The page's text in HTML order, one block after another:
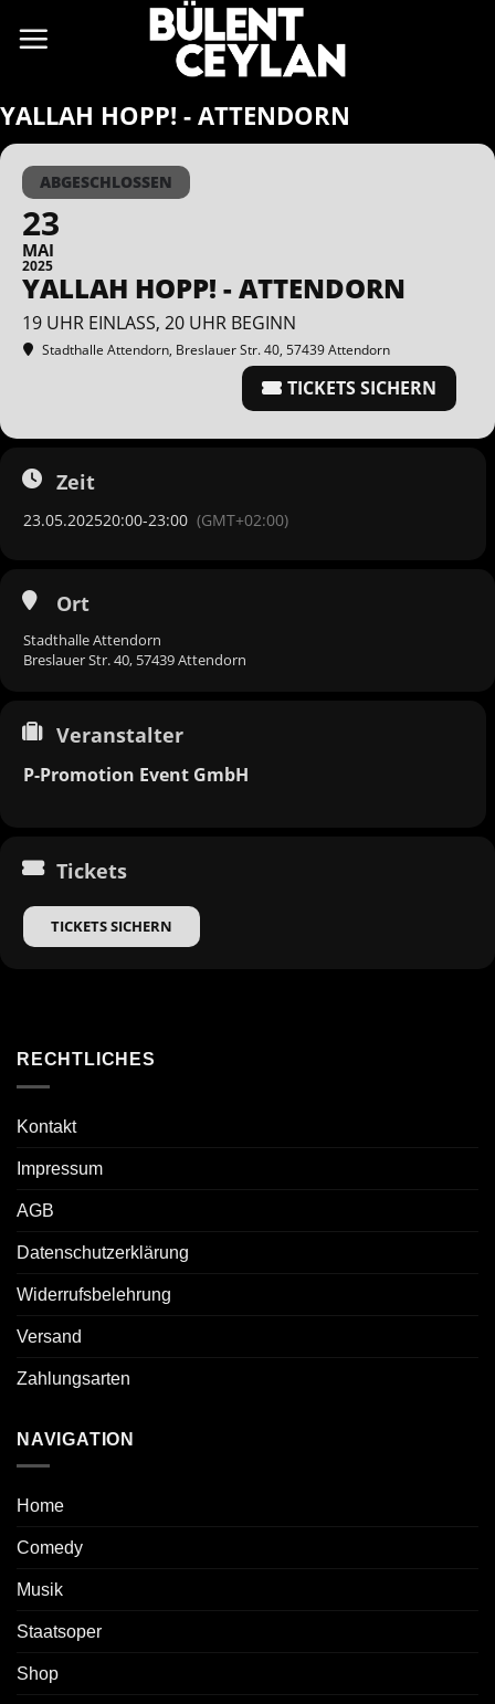
Inhalt
YALLAH HOPP! - ATTENDORN
ABGESCHLOSSEN
23
MAI
2025
YALLAH HOPP! - ATTENDORN
19 UHR EINLASS, 20 UHR BEGINN
Stadthalle Attendorn, Breslauer Str. 40, 57439 Attendorn
TICKETS SICHERN
Zeit
23.05.202520:00-23:00 (GMT+02:00)
Ort
Stadthalle Attendorn
Breslauer Str. 40, 57439 Attendorn
Veranstalter
P-Promotion Event GmbH
Tickets
TICKETS SICHERN
RECHTLICHES
Kontakt
Impressum
AGB
Datenschutzerklärung
Widerrufsbelehrung
Versand
Zahlungsarten
NAVIGATION
Home
Comedy
Musik
Staatsoper
Shop